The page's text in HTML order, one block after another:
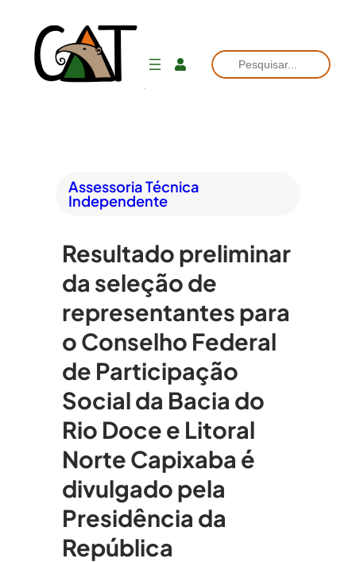
Pesquisar
Assessoria Técnica
Independente
Resultado preliminar
da seleção de
representantes para
o Conselho Federal
de Participação
Social da Bacia do
Rio Doce e Litoral
Norte Capixaba é
divulgado pela
Presidência da
República